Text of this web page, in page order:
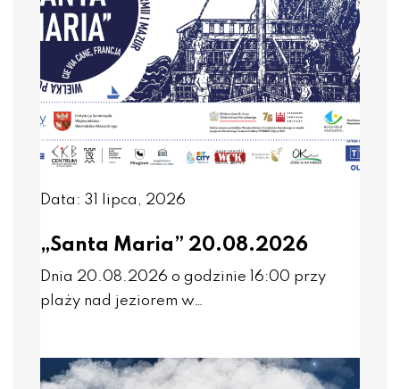
Data: 31 lipca, 2026
„Santa Maria” 20.08.2026
Dnia 20.08.2026 o godzinie 16:00 przy
plaży nad jeziorem w…